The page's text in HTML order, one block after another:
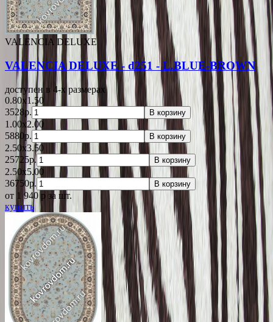
VALENCIA DELUXE
VALENCIA DELUXE - d251 - L.BLUE-BROWN
доступен в 4-x размерах
0.80x1.50
3528р.
В корзину
1.00x2.00
5880р.
В корзину
2.50x3.50
25725р.
В корзину
2.50x5.00
36750р.
В корзину
от 1 940 p за шт.
купить